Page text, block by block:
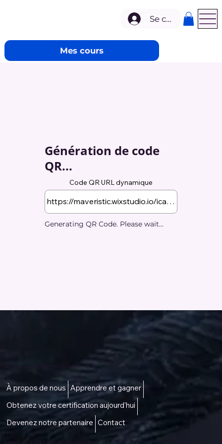
Mes cours
Se connecter
Génération de code
QR...
Code QR URL dynamique
Generating QR Code. Please wait...
Accès à une vie meilleure
À propos de nous Apprendre et gagner
Obtenez votre certification aujourd'hui
Devenez notre partenaire Contact